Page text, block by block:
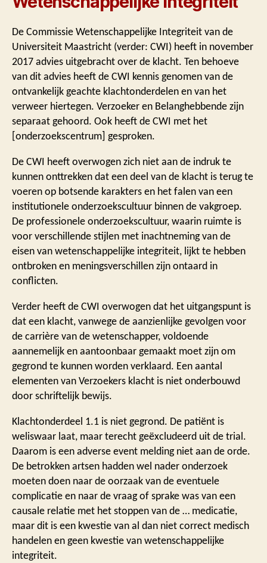
De Commissie Wetenschappelijke Integriteit van de
Universiteit Maastricht (verder: CWI) heeft in november
2017 advies uitgebracht over de klacht. Ten behoeve
van dit advies heeft de CWI kennis genomen van de
ontvankelijk geachte klachtonderdelen en van het
verweer hiertegen. Verzoeker en Belanghebbende zijn
separaat gehoord. Ook heeft de CWI met het
[onderzoekscentrum] gesproken.
De CWI heeft overwogen zich niet aan de indruk te
kunnen onttrekken dat een deel van de klacht is terug te
voeren op botsende karakters en het falen van een
institutionele onderzoekscultuur binnen de vakgroep.
De professionele onderzoekscultuur, waarin ruimte is
voor verschillende stijlen met inachtneming van de
eisen van wetenschappelijke integriteit, lijkt te hebben
ontbroken en meningsverschillen zijn ontaard in
conflicten.
Verder heeft de CWI overwogen dat het uitgangspunt is
dat een klacht, vanwege de aanzienlijke gevolgen voor
de carrière van de wetenschapper, voldoende
aannemelijk en aantoonbaar gemaakt moet zijn om
gegrond te kunnen worden verklaard. Een aantal
elementen van Verzoekers klacht is niet onderbouwd
door schriftelijk bewijs.
Klachtonderdeel 1.1 is niet gegrond. De patiënt is
weliswaar laat, maar terecht geëxcludeerd uit de trial.
Daarom is een adverse event melding niet aan de orde.
De betrokken artsen hadden wel nader onderzoek
moeten doen naar de oorzaak van de eventuele
complicatie en naar de vraag of sprake was van een
causale relatie met het stoppen van de … medicatie,
maar dit is een kwestie van al dan niet correct medisch
handelen en geen kwestie van wetenschappelijke
integriteit.